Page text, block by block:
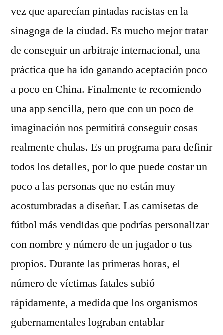
vez que aparecían pintadas racistas en la
sinagoga de la ciudad. Es mucho mejor tratar
de conseguir un arbitraje internacional, una
práctica que ha ido ganando aceptación poco
a poco en China. Finalmente te recomiendo
una app sencilla, pero que con un poco de
imaginación nos permitirá conseguir cosas
realmente chulas. Es un programa para definir
todos los detalles, por lo que puede costar un
poco a las personas que no están muy
acostumbradas a diseñar. Las camisetas de
fútbol más vendidas que podrías personalizar
con nombre y número de un jugador o tus
propios. Durante las primeras horas, el
número de víctimas fatales subió
rápidamente, a medida que los organismos
gubernamentales lograban entablar